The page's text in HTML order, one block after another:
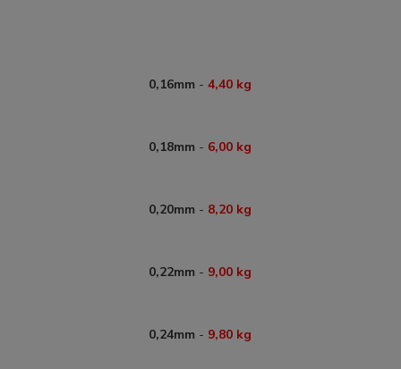
0,16mm -4,40 kg
0,18mm - 6,00 kg
0,20mm - 8,20 kg
0,22mm - 9,00 kg
0,24mm - 9,80 kg